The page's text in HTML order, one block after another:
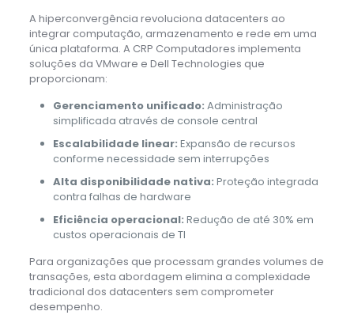
A hiperconvergência revoluciona datacenters ao
integrar computação, armazenamento e rede em uma
única plataforma. A CRP Computadores implementa
soluções da VMware e Dell Technologies que
proporcionam:
Gerenciamento unificado: Administração
simplificada através de console central
Escalabilidade linear: Expansão de recursos
conforme necessidade sem interrupções
Alta disponibilidade nativa: Proteção integrada
contra falhas de hardware
Eficiência operacional: Redução de até 30% em
custos operacionais de TI
Para organizações que processam grandes volumes de
transações, esta abordagem elimina a complexidade
tradicional dos datacenters sem comprometer
desempenho.